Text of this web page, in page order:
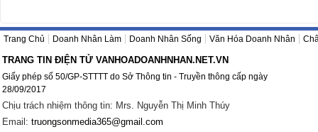
Trang Chủ Doanh Nhân Làm Doanh Nhân Sống Văn Hóa Doanh Nhân
TRANG TIN ĐIỆN TỬ VANHOADOANHNHAN.NET.VN
Giấy phép số 50/GP-STTTT do Sở Thông tin - Truyền thông cấp ngày
28/09/2017
Chịu trách nhiệm thông tin: Mrs. Nguyễn Thị Minh Thúy
Email: truongsonmedia365@gmail.com